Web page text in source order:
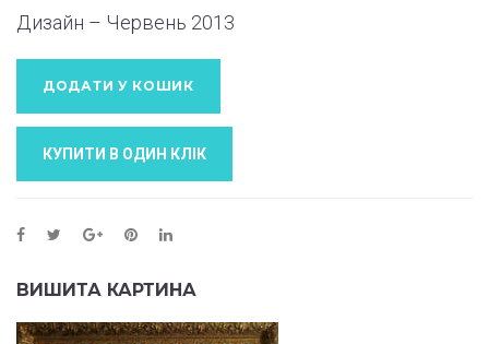
Дизайн – Червень 2013
ДОДАТИ У КОШИК
КУПИТИ В ОДИН КЛIК
ВИШИТА КАРТИНА